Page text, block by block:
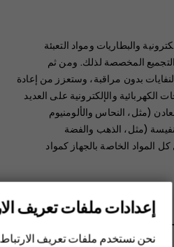
والبطاريات ومواد التعبئة
المخصصة لذلك. ‏‫ومن ثم
بدون مراقبة، وستعزز من إعادة
الكهربائية والإلكترونية على العديد
(مثل، النحاس والألومنيوم
نفيسة (مثل، الذهب والفضة
المواد الخاصة بالجهاز كمواد
إعدادات ملفات تعريف
نحن نستخدم ملفات تعريف